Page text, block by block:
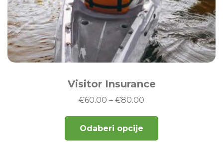
Visitor Insurance
€60.00 – €80.00
Odaberi opcije